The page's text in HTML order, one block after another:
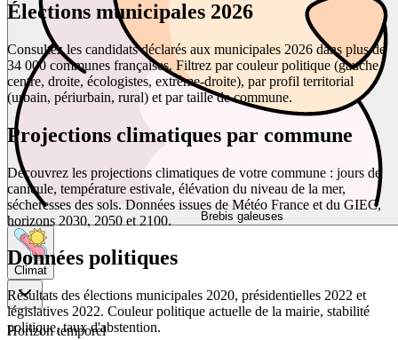
Brebis galeuses
Climat
Horizon temporel
Élections municipales 2026
Consultez les candidats déclarés aux municipales 2026 dans plus de
34 000 communes françaises. Filtrez par couleur politique (gauche,
centre, droite, écologistes, extrême-droite), par profil territorial
(urbain, périurbain, rural) et par taille de commune.
Projections climatiques par commune
Découvrez les projections climatiques de votre commune : jours de
canicule, température estivale, élévation du niveau de la mer,
sécheresses des sols. Données issues de Météo France et du GIEC,
horizons 2030, 2050 et 2100.
Données politiques
Résultats des élections municipales 2020, présidentielles 2022 et
législatives 2022. Couleur politique actuelle de la mairie, stabilité
politique, taux d'abstention.